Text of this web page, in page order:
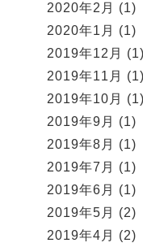
2020年2月
(1)
2020年1月
(1)
2019年12月
(1)
2019年11月
(1)
2019年10月
(1)
2019年9月
(1)
2019年8月
(1)
2019年7月
(1)
2019年6月
(1)
2019年5月
(2)
2019年4月
(2)